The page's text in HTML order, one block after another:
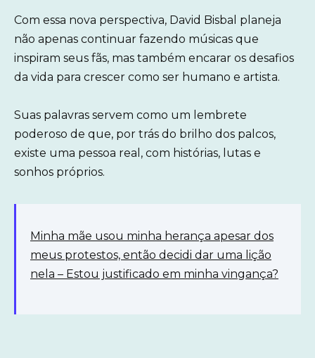
Com essa nova perspectiva, David Bisbal planeja
não apenas continuar fazendo músicas que
inspiram seus fãs, mas também encarar os desafios
da vida para crescer como ser humano e artista.
Suas palavras servem como um lembrete
poderoso de que, por trás do brilho dos palcos,
existe uma pessoa real, com histórias, lutas e
sonhos próprios.
Minha mãe usou minha herança apesar dos
meus protestos, então decidi dar uma lição
nela – Estou justificado em minha vingança?